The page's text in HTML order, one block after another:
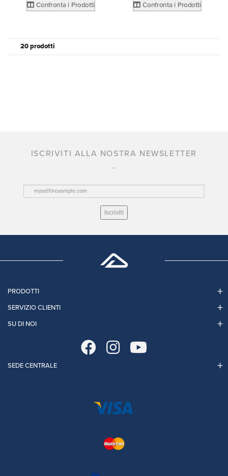
Confronta i Prodotti Confronta i Prodotti
20 prodotti
ISCRIVITI ALLA NOSTRA NEWSLETTER
Iscriviti
PRODOTTI
SERVIZIO CLIENTI
SU DI NOI
SEDE CENTRALE